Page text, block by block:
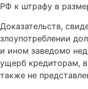
РФ к штрафу в
Доказательств,
злоупотреблении
и ином заведомо
ущерб кредиторам,
также не